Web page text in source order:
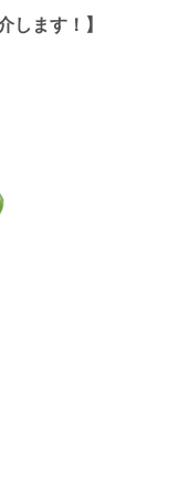
します！】